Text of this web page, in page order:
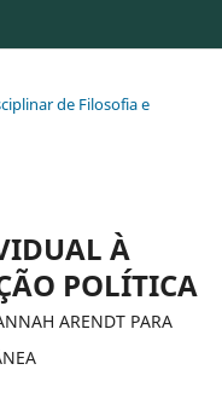
de Filosofia e
À
POLÍTICA
ARENDT PARA